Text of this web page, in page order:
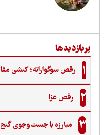
رقص سوگوارانه؛ کنشی مقاومتی
رقص عزا
مبارزه با جست‌وجوی گنج‌